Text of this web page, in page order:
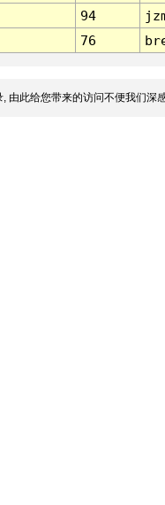
94
76
由此给您带来的访问不便我们深